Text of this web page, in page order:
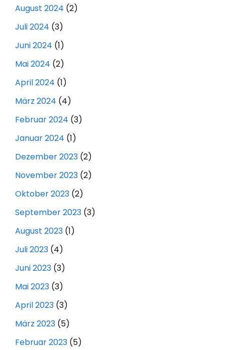
August 2024 (2)
Juli 2024 (3)
Juni 2024 (1)
Mai 2024 (2)
April 2024 (1)
März 2024 (4)
Februar 2024 (3)
Januar 2024 (1)
Dezember 2023 (2)
November 2023 (2)
Oktober 2023 (2)
September 2023 (3)
August 2023 (1)
Juli 2023 (4)
Juni 2023 (3)
Mai 2023 (3)
April 2023 (3)
März 2023 (5)
Februar 2023 (5)